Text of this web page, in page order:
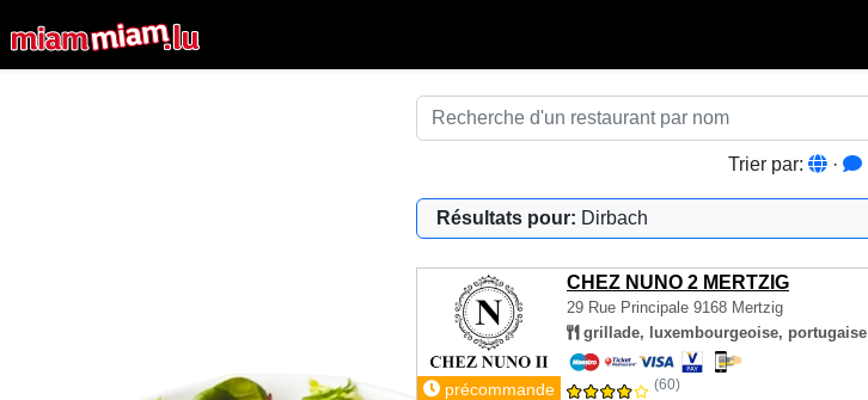
Trier par: ·
Résultats pour: Dirbach
CHEZ NUNO 2 MERTZIG
29 Rue Principale 9168 Mertzig
grillade, luxembourgeoise, portugaise
précommande (60)